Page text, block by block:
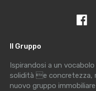
Il Gruppo
Ispirandosi a un
solidità e concretezza,
nuovo gruppo